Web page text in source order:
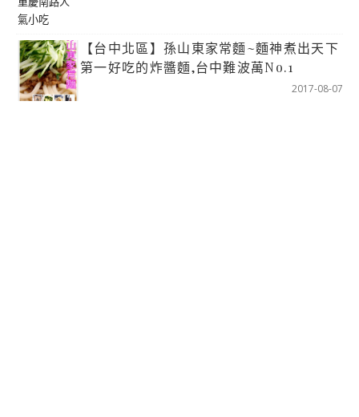
【台中北區】孫山東家常麵~麵神煮出天下
第一好吃的炸醬麵,台中難波萬No.1
2017-08-07